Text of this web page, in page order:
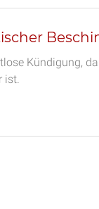
Kündigung,
ist.